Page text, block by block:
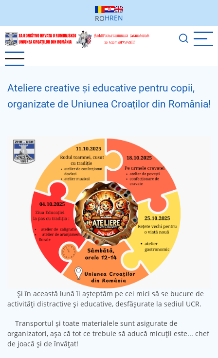
conținutul
principal
ROHREN
Ateliere creative și educative pentru copii,
organizate de Uniunea Croaților din România!
Și în această lună îi așteptăm pe cei mici să se bucure de
activități distractive și educative, desfășurate la sediul UCR.
Transportul și toate materialele sunt asigurate de
organizatori, așa că tot ce trebuie să aducă micuții este... chef
de joacă și de învățat!